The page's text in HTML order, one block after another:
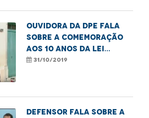
Ouvidora da DPE fala
sobre a comemoração
aos 10 anos da Lei
Complementar 132/2009
31/10/2019
Defensor fala sobre a